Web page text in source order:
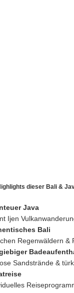
dieser Bali &
Java
Ijen
Bali
Regenwäldern &
Sandstrände &